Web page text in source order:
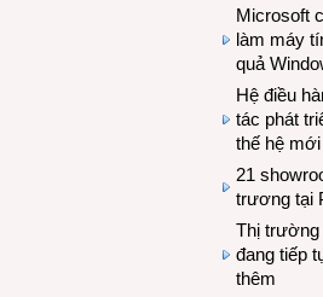
Microsoft
làm máy
quả
Hệ điều
tác phát
thế hệ mới
21
trương tại
Thị trường
đang tiếp
thêm